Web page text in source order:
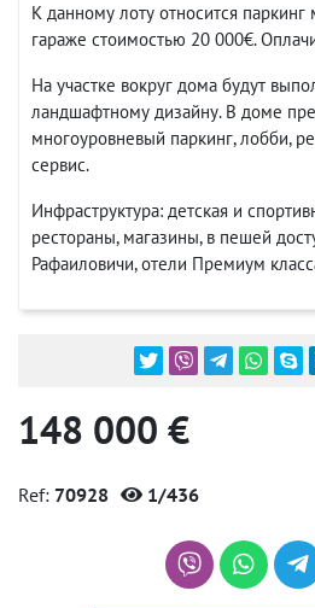
К данному лоту относится
гараже стоимостью 20 000€.
На участке вокруг дома будут
ландшафтному дизайну. В доме
многоуровневый паркинг, лобби,
сервис.
Инфраструктура: детская и
рестораны, магазины, в пешей
Рафаиловичи, отели Премиум
148 000 €
Ref: 70928 1/436